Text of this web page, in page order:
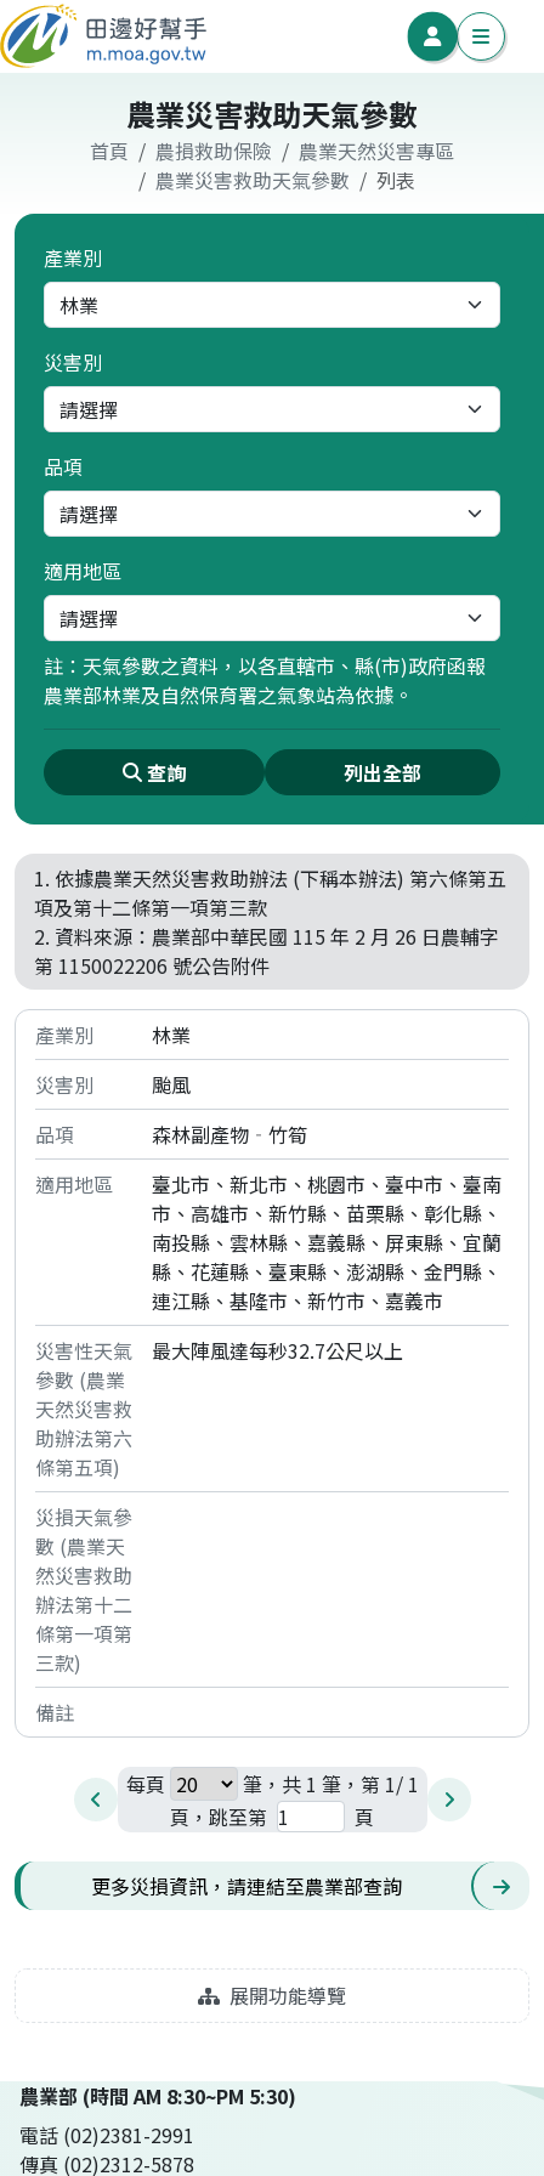
農業災害救助天氣參數
首頁 農損救助保險
農業天然災害專區
農業災害救助天氣參數
列表
產業別
災害別
品項
適用地區
註：天氣參數之資料，以各直轄市、縣(市)政府函報
農業部林業及自然保育署之氣象站為依據。
查詢 列出全部
1. 依據農業天然災害救助辦法 (下稱本辦法) 第六條第五
項及第十二條第一項第三款
2. 資料來源：農業部中華民國 115 年 2 月 26 日農輔字
第 1150022206 號公告附件
林業
颱風
森林副產物‐竹筍
臺北市、新北市、桃園市、臺中市、臺南
市、高雄市、新竹縣、苗栗縣、彰化縣、
南投縣、雲林縣、嘉義縣、屏東縣、宜蘭
縣、花蓮縣、臺東縣、澎湖縣、金門縣、
連江縣、基隆市、新竹市、嘉義市
最大陣風達每秒32.7公尺以上
每頁
筆，共 1 筆，第 1/ 1
頁，跳至第
頁
更多災損資訊，請連結至農業部查詢
展開功能導覽
農業部 (時間 AM 8:30~PM 5:30)
電話 (02)2381-2991
傳真 (02)2312-5878